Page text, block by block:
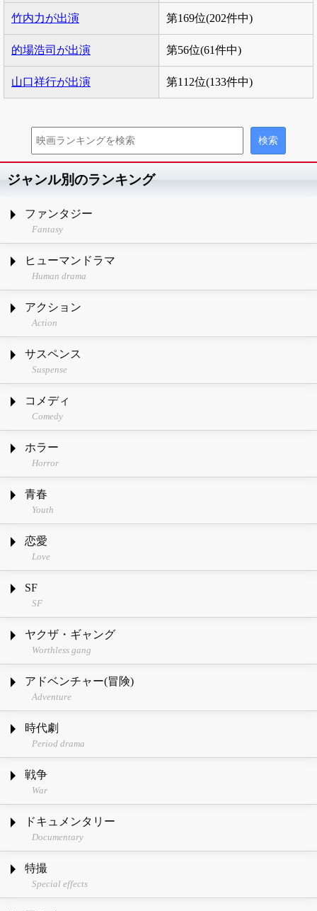
竹内力が出演 第169位(202件中)
的場浩司が出演 第56位(61件中)
山口祥行が出演 第112位(133件中)
ジャンル別のランキング
ファンタジー
Fantasy
ヒューマンドラマ
Human drama
アクション
Action
サスペンス
Suspense
コメディ
Comedy
ホラー
Horror
青春
Youth
恋愛
Love
SF
SF
ヤクザ・ギャング
Worthless gang
アドベンチャー(冒険)
Adventure
時代劇
Period drama
戦争
War
ドキュメンタリー
Documentary
特撮
Special effects